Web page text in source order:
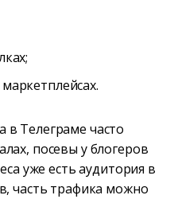
в Телеграме часто
посевы у блогеров
уже есть аудитория в
часть трафика можно